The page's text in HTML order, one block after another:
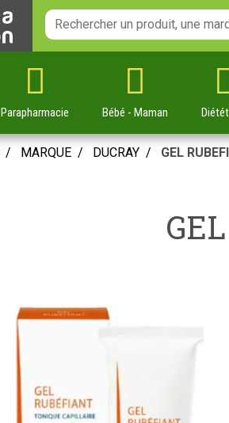
Parapharmacie Bébé - Maman
MARQUE DUCRAY GEL